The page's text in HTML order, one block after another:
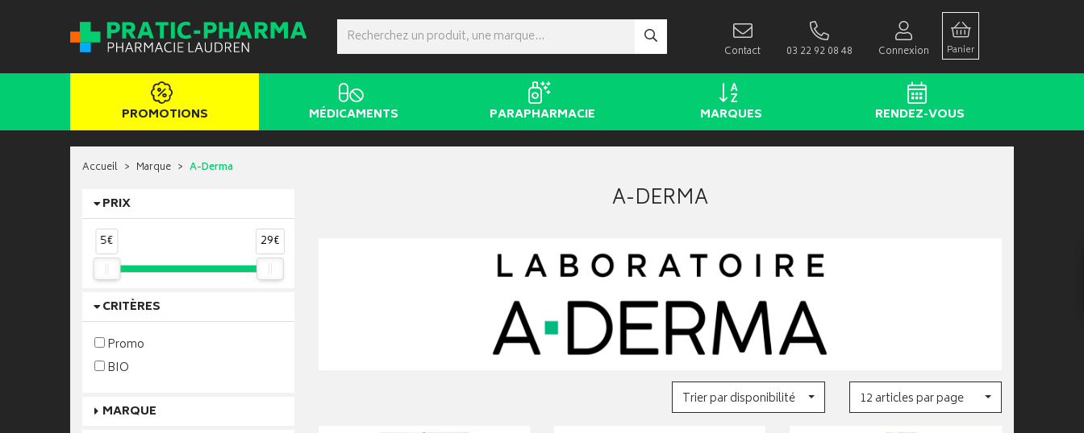
Contact 03 22 92 08 48 Connexion Panier
PROMOTIONS MÉDICAMENTS PARAPHARMACIE MARQUES RENDEZ-VOUS
Accueil Marque A-Derma
PRIX
5€
29€
CRITÈRES
Promo
BIO
MARQUE
A-DERMA
Trier par disponibilité 12 articles par page